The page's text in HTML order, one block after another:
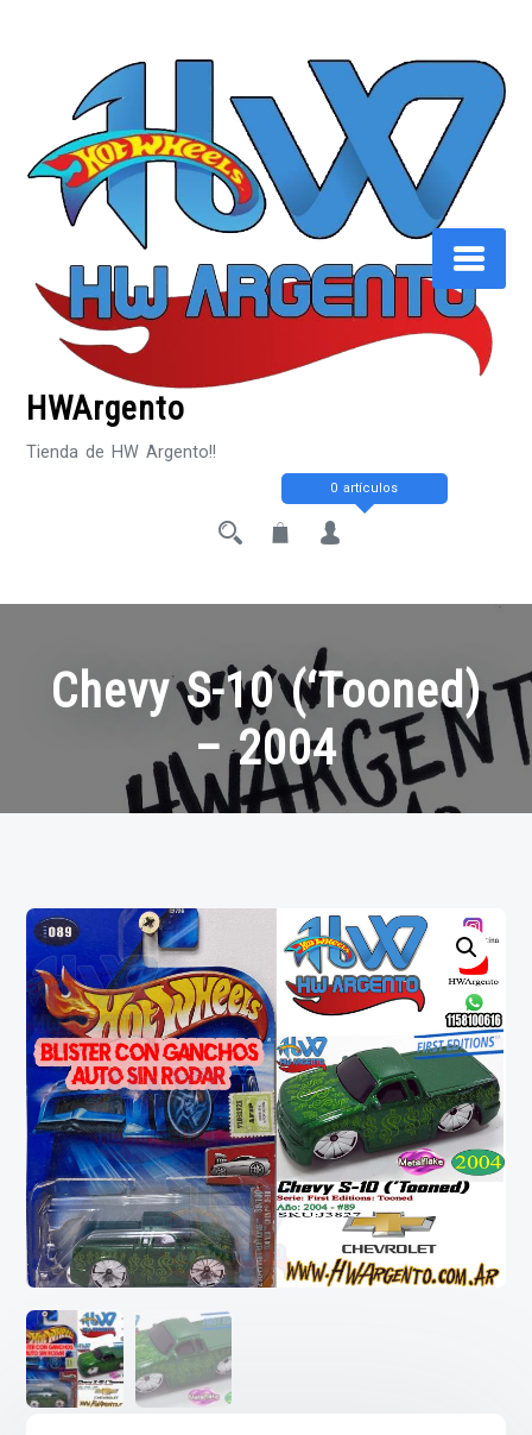
HWArgento
Tienda de HW Argento!!
0 artículos
Chevy S-10 (‘Tooned)
– 2004